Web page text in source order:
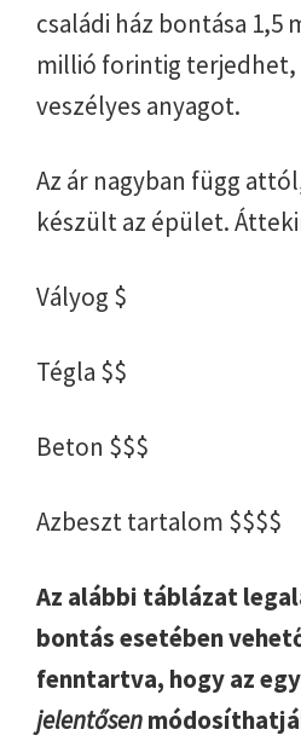
családi ház bontása
millió forintig terjedhet,
veszélyes anyagot.
Az ár nagyban függ
készült az épület.
Vályog $
Tégla $$
Beton $$$
Azbeszt tartalom $$$$
Az alábbi táblázat
bontás esetében
fenntartva, hogy az
jelentősen